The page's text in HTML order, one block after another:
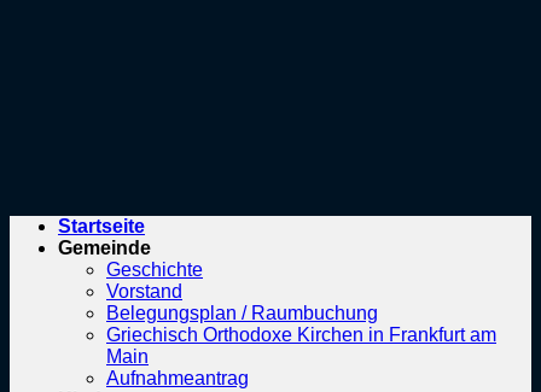
Startseite
Gemeinde
Geschichte
Vorstand
Belegungsplan / Raumbuchung
Griechisch Orthodoxe Kirchen in Frankfurt am
Main
Aufnahmeantrag